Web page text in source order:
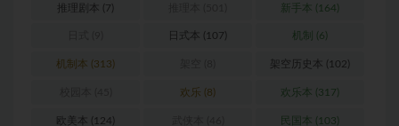
推理剧本 (7) 新手本 (164)
日式本 (107) 机制 (6)
机制本 (313) 架空历史本 (102)
欢乐 (8) 欢乐本 (317)
欧美本 (124) 民国本 (103)